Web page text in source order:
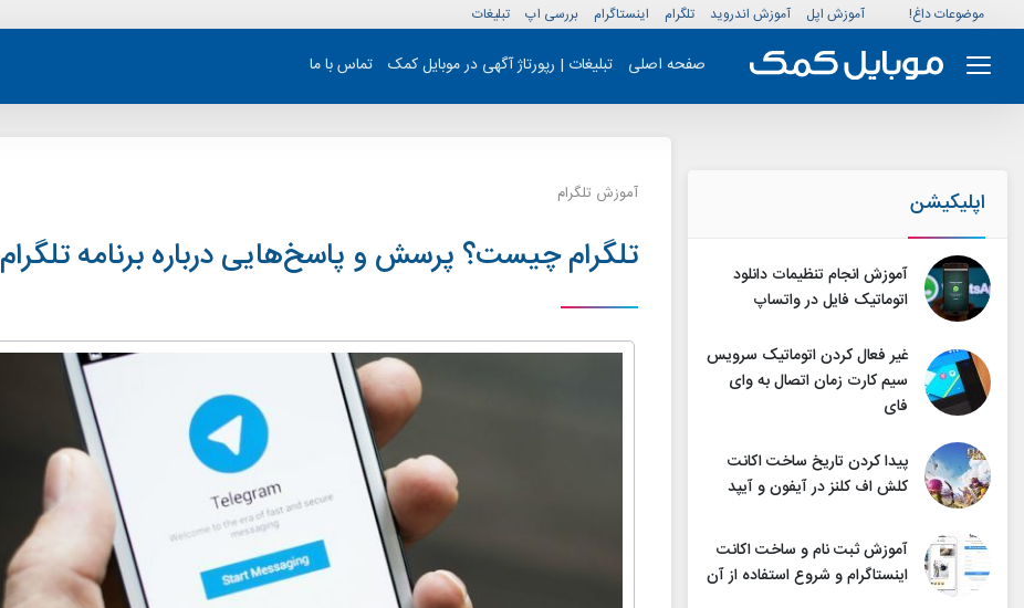
موضوعات داغ! آموزش اپل آموزش اندروید تلگرام اینستاگرام بررسی اپ تبلیغات
صفحه اصلی تبلیغات | رپورتاژ آگهی در موبایل کمک تماس با ما
اپلیکیشن
آموزش انجام تنظیمات دانلود
اتوماتیک فایل در واتساپ
غیر فعال کردن اتوماتیک سرویس‌
سیم کارت زمان اتصال به وای
فای
پیدا کردن تاریخ ساخت اکانت
کلش اف کلنز در آیفون و آیپد
آموزش ثبت نام و ساخت اکانت
اینستاگرام و شروع استفاده از آن
آموزش تلگرام
تلگرام چیست؟ پرسش و پاسخ‌هایی درباره برنامه تلگرام